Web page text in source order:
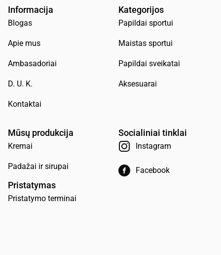
Informacija
Blogas
Apie mus
Ambasadoriai
D. U. K.
Kontaktai
Kategorijos
Papildai sportui
Maistas sportui
Papildai sveikatai
Aksesuarai
Mūsų produkcija
Kremai
Padažai ir sirupai
Pristatymas
Pristatymo terminai
Socialiniai tinklai
Instagram
Facebook